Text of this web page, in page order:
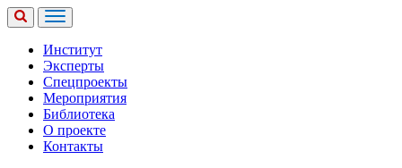
Институт
Эксперты
Спецпроекты
Мероприятия
Библиотека
О проекте
Контакты